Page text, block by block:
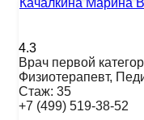
4.3
Врач первой
Физиотерапевт,
Стаж: 35
+7 (499) 519-38-52